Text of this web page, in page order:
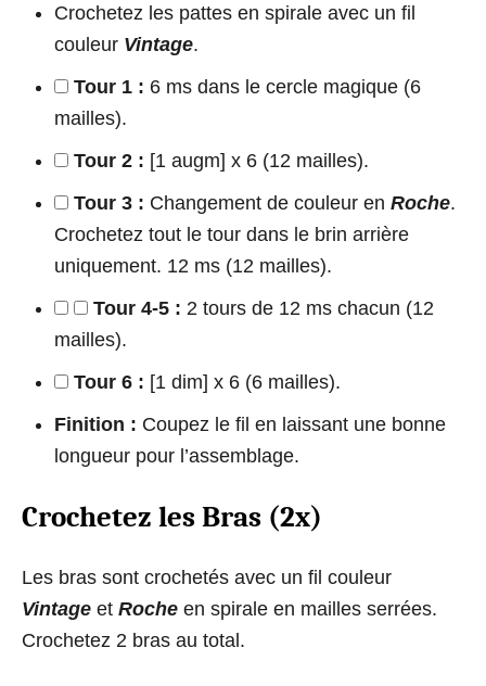
Crochetez les pattes en spirale avec un fil
couleur Vintage.
Tour 1 : 6 ms dans le cercle magique (6
mailles).
Tour 2 : [1 augm] x 6 (12 mailles).
Tour 3 : Changement de couleur en Roche.
Crochetez tout le tour dans le brin arrière
uniquement. 12 ms (12 mailles).
Tour 4-5 : 2 tours de 12 ms chacun (12
mailles).
Tour 6 : [1 dim] x 6 (6 mailles).
Finition : Coupez le fil en laissant une bonne
longueur pour l’assemblage.
Crochetez les Bras (2x)
Les bras sont crochetés avec un fil couleur
Vintage et Roche en spirale en mailles serrées.
Crochetez 2 bras au total.